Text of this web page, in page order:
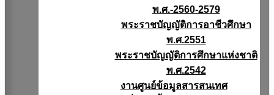
พ.ศ.-2560-2579
พระราชบัญญัติการอาชีวศึกษา
พ.ศ.2551
พระราชบัญญัติการศึกษาแห่งชาติ
พ.ศ.2542
งานศูนย์ข้อมูลสารสนเทศ